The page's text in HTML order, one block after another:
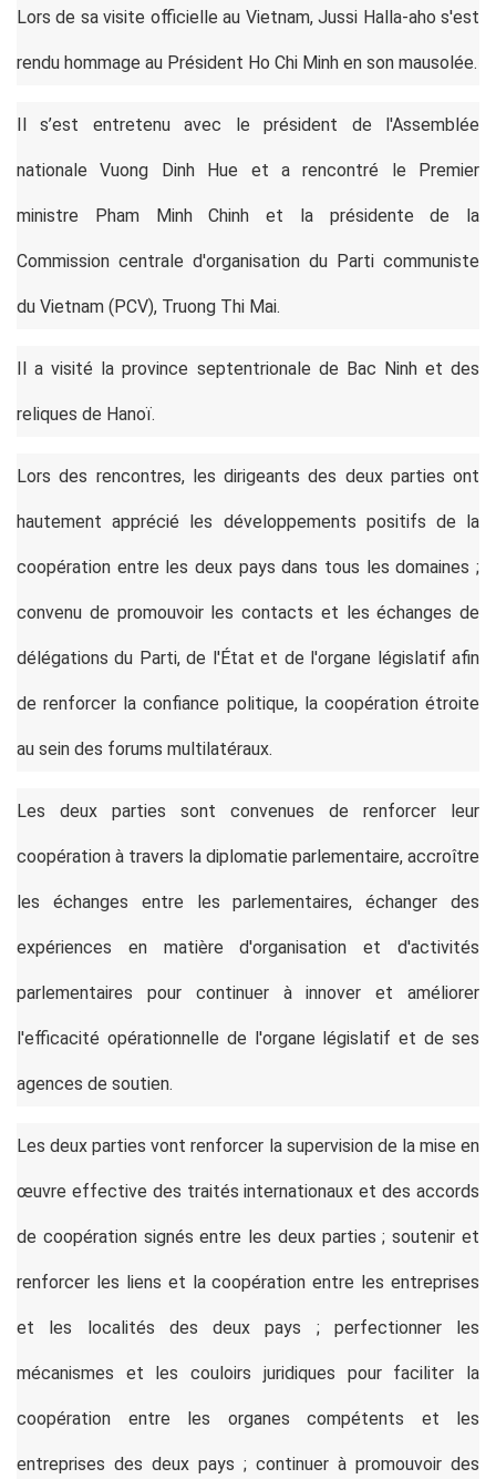
Lors de sa visite officielle au Vietnam, Jussi Halla-aho s'est
rendu hommage au Président Ho Chi Minh en son mausolée.
Il s’est entretenu avec le président de l'Assemblée
nationale Vuong Dinh Hue et a rencontré le Premier
ministre Pham Minh Chinh et la présidente de la
Commission centrale d'organisation du Parti communiste
du Vietnam (PCV), Truong Thi Mai.
Il a visité la province septentrionale de Bac Ninh et des
reliques de Hanoï.
Lors des rencontres, les dirigeants des deux parties ont
hautement apprécié les développements positifs de la
coopération entre les deux pays dans tous les domaines ;
convenu de promouvoir les contacts et les échanges de
délégations du Parti, de l'État et de l'organe législatif afin
de renforcer la confiance politique, la coopération étroite
au sein des forums multilatéraux.
Les deux parties sont convenues de renforcer leur
coopération à travers la diplomatie parlementaire, accroître
les échanges entre les parlementaires, échanger des
expériences en matière d'organisation et d'activités
parlementaires pour continuer à innover et améliorer
l'efficacité opérationnelle de l'organe législatif et de ses
agences de soutien.
Les deux parties vont renforcer la supervision de la mise en
œuvre effective des traités internationaux et des accords
de coopération signés entre les deux parties ; soutenir et
renforcer les liens et la coopération entre les entreprises
et les localités des deux pays ; perfectionner les
mécanismes et les couloirs juridiques pour faciliter la
coopération entre les organes compétents et les
entreprises des deux pays ; continuer à promouvoir des